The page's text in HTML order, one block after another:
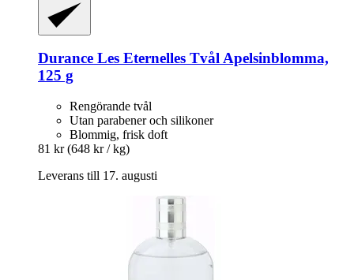
Durance Les Eternelles Tvål Apelsinblomma,
125 g
Rengörande tvål
Utan parabener och silikoner
Blommig, frisk doft
81 kr (648 kr / kg)
Leverans till 17. augusti